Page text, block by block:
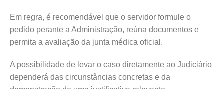
Em regra, é recomendável que o servidor formule o
pedido perante a Administração, reúna documentos e
permita a avaliação da junta médica oficial.
A possibilidade de levar o caso diretamente ao Judiciário
dependerá das circunstâncias concretas e da